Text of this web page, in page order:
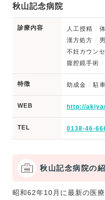
秋山記念病院
診療内容 人工授精
漢方処方
不妊カウン
腹腔鏡手術
特徴 助成金 駐
WEB http://
TEL 0138-46-
秋山記念病院の
昭和62年10月に最新の医